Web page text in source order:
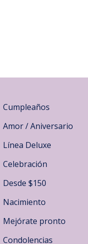
Cumpleaños
Amor / Aniversario
Línea Deluxe
Celebración
Desde $150
Nacimiento
Mejórate pronto
Condolencias